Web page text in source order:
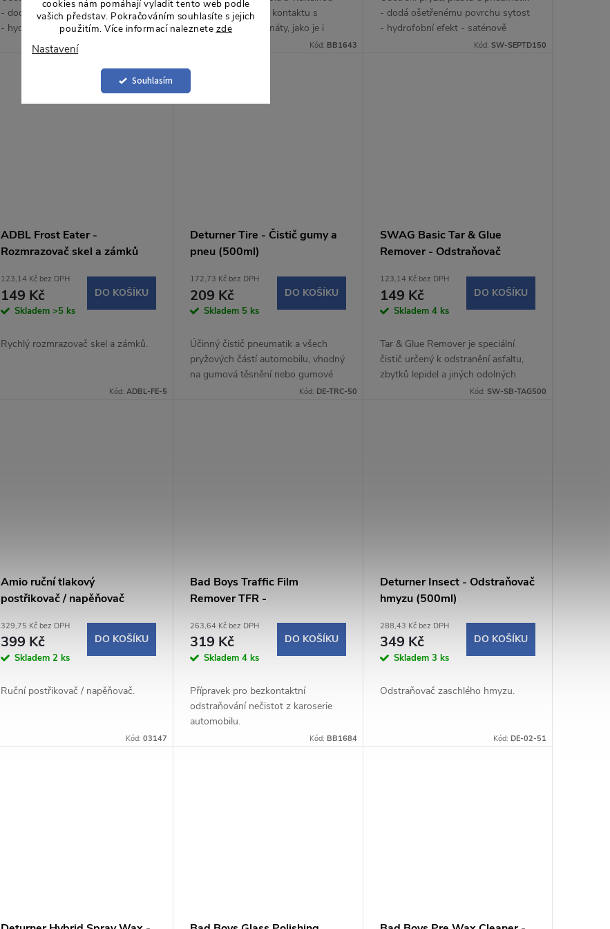
cookies nám pomáhají vyladit tento web podle
vašich představ. Pokračováním souhlasíte s jejich
použitím. Více informací naleznete zde
Nastavení
Souhlasím
- dodá ošetřenému povrchu sytost
- hydrofobní efekt - saténově
matný povrch - dlouhotrvající efekt
- rychlá aplikace.
indikací účinku. Při kontaktu s
železitými kontamináty, jako je i
brzdový prach, se přebarvuje do
Kód: BB1643
- dodá ošetřenému povrchu sytost
- hydrofobní efekt - saténově
matný povrch - dlouhotrvající efekt
Kód: SW-SEPTD150
ADBL Frost Eater -
Rozmrazovač skel a zámků
123,14 Kč bez DPH
149 Kč
Skladem >5 ks
DO KOŠÍKU
Rychlý rozmrazovač skel a zámků.
Kód:ADBL-FE-5
Deturner Tire - Čistič gumy a
pneu (500ml)
172,73 Kč bez DPH
209 Kč
Skladem 5 ks
DO KOŠÍKU
Účinný čistič pneumatik a všech
pryžových částí automobilu, vhodný
na gumová těsnění nebo gumové
Kód: DE-TRC-50
SWAG Basic Tar & Glue
Remover - Odstraňovač
123,14 Kč bez DPH
149 Kč
Skladem 4 ks
DO KOŠÍKU
Tar & Glue Remover je speciální
čistič určený k odstranění asfaltu,
zbytků lepidel a jiných odolných
nečistot z laku, plastů a dalších
Kód: SW-SB-TAG500
Amio ruční tlakový
postřikovač / napěňovač
329,75 Kč bez DPH
399 Kč
Skladem 2 ks
DO KOŠÍKU
Ruční postřikovač / napěňovač.
Kód:03147
Bad Boys Traffic Film
Remover TFR -
(500ml)
263,64 Kč bez DPH
319 Kč
Skladem4 ks
DO KOŠÍKU
Přípravek pro bezkontaktní
odstraňování nečistot z karoserie
automobilu.
Kód: BB1684
Deturner Insect - Odstraňovač
hmyzu (500ml)
288,43 Kč bez DPH
349 Kč
Skladem 3 ks
DO KOŠÍKU
Odstraňovač zaschlého hmyzu.
Kód: DE-02-51